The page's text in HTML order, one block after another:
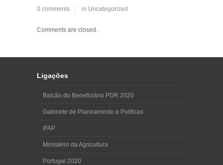
0 comments in Uncategorized
Comments are closed.
Ligações
Balcão do Beneficiário PDR 2020
Gabinete de Planeamento e Politicas
IFAP
Ministério da Agricultura
Portugal 2020